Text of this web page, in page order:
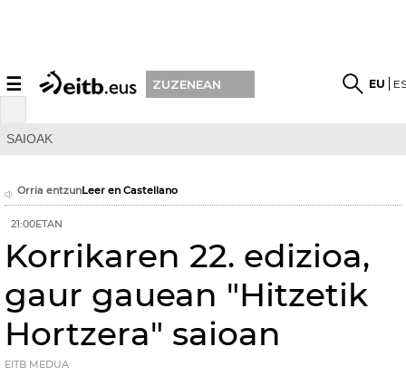
☰ ZUZENEAN EU
SAIOAK
Orria entzunLeer en Castellano
21:00ETAN
Korrikaren 22. edizioa,
gaur gauean "Hitzetik
Hortzera" saioan
EITB MEDUA